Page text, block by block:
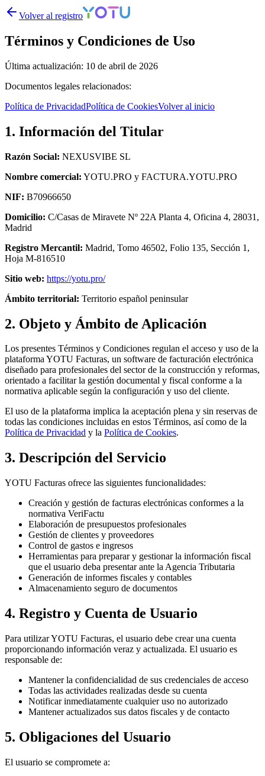
Volver al registro
Términos y Condiciones de Uso
Última actualización: 10 de abril de 2026
Documentos legales relacionados:
Política de PrivacidadPolítica de CookiesVolver al inicio
1. Información del Titular
Razón Social: NEXUSVIBE SL
Nombre comercial: YOTU.PRO y FACTURA.YOTU.PRO
NIF: B70966650
Domicilio: C/Casas de Miravete Nº 22A Planta 4, Oficina 4, 28031,
Madrid
Registro Mercantil: Madrid, Tomo 46502, Folio 135, Sección 1,
Hoja M-816510
Sitio web: https://yotu.pro/
Ámbito territorial: Territorio español peninsular
2. Objeto y Ámbito de Aplicación
Los presentes Términos y Condiciones regulan el acceso y uso de la
plataforma YOTU Facturas, un software de facturación electrónica
diseñado para profesionales del sector de la construcción y reformas,
orientado a facilitar la gestión documental y fiscal conforme a la
normativa aplicable según la configuración y uso del cliente.
El uso de la plataforma implica la aceptación plena y sin reservas de
todas las condiciones incluidas en estos Términos, así como de la
Política de Privacidad y la Política de Cookies.
3. Descripción del Servicio
YOTU Facturas ofrece las siguientes funcionalidades:
Creación y gestión de facturas electrónicas conformes a la
normativa VeriFactu
Elaboración de presupuestos profesionales
Gestión de clientes y proveedores
Control de gastos e ingresos
Herramientas para preparar y gestionar la información fiscal
que el usuario deba presentar ante la Agencia Tributaria
Generación de informes fiscales y contables
Almacenamiento seguro de documentos
4. Registro y Cuenta de Usuario
Para utilizar YOTU Facturas, el usuario debe crear una cuenta
proporcionando información veraz y actualizada. El usuario es
responsable de:
Mantener la confidencialidad de sus credenciales de acceso
Todas las actividades realizadas desde su cuenta
Notificar inmediatamente cualquier uso no autorizado
Mantener actualizados sus datos fiscales y de contacto
5. Obligaciones del Usuario
El usuario se compromete a: